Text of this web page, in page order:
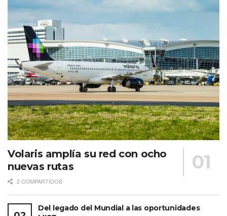
Volaris amplía su red con ocho
nuevas rutas
2 COMPARTIDOS
Del legado del Mundial a las oportunidades